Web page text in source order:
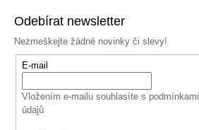
Odebírat newsletter
Nezmeškejte žádné novinky či slevy!
E-mail
Vložením e-mailu souhlasíte s
údajů